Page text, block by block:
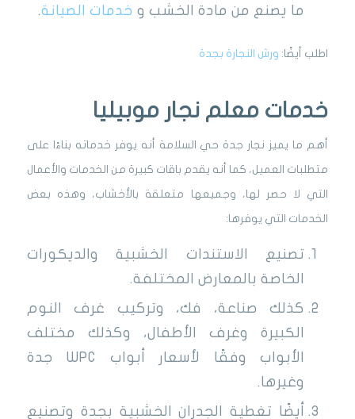
ما يصنع من مادة الخشب و خدمات الصيانة.
اطلب أيضًا: ورش النجارة بجدة
خدمات معلم نجار موبيليا
أهم ما يميز نجار جدة حي السلامة أنه يوفر خدماته بناءًا على
متطلبات العميل، كما أنه يقدم باقات كبيرة من الخدمات والأعمال
التي لا حصر لها، وجميعها متعلقة بالأخشاب، وهذه بعض
الخدمات التي يوفرها:
تصنيع الاستندات الخشبية والديكورات
الخاصة بالمعارض المختلفة.
كذلك صناعة، فك، وتركيب غرف النوم
الكبيرة وغرف الأطفال، وكذلك مختلف
الأبواب وفقًا لأسعار أبواب WPC جدة
وغيرها.
أيضًا تغطية الجدران الخشبية بجدة وتصنيع